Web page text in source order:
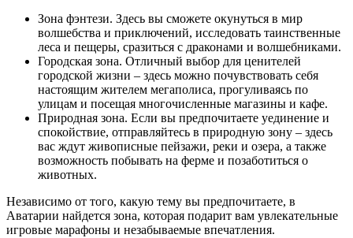
Зона фэнтези. Здесь вы сможете окунуться в мир
волшебства и приключений, исследовать таинственные
леса и пещеры, сразиться с драконами и волшебниками.
Городская зона. Отличный выбор для ценителей
городской жизни – здесь можно почувствовать себя
настоящим жителем мегаполиса, прогуливаясь по
улицам и посещая многочисленные магазины и кафе.
Природная зона. Если вы предпочитаете уединение и
спокойствие, отправляйтесь в природную зону – здесь
вас ждут живописные пейзажи, реки и озера, а также
возможность побывать на ферме и позаботиться о
животных.
Независимо от того, какую тему вы предпочитаете, в
Аватарии найдется зона, которая подарит вам увлекательные
игровые марафоны и незабываемые впечатления.